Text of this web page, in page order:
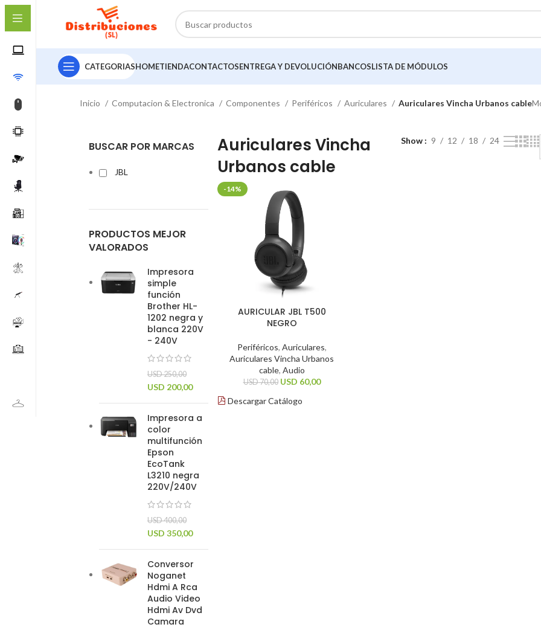
CATEGORIASHOMETIENDACONTACTOSENTREGA Y DEVOLUCIÓNBANCOSLISTA DE MÓDULOS
Inicio Computacion & Electronica Componentes Periféricos Auriculares Auriculares Vincha Urbanos cable
BUSCAR POR MARCAS
JBL
PRODUCTOS MEJOR
VALORADOS
Impresora
simple
función
Brother HL-
1202 negra y
blanca 220V
- 240V
USD250,00
USD 200,00
Impresora a
color
multifunción
Epson
EcoTank
L3210 negra
220V/240V
USD400,00
USD 350,00
Conversor
Noganet
Hdmi A Rca
Audio Video
Hdmi Av Dvd
Camara
Auriculares Vincha
Urbanos cable
Show 9 12 18 24
-14%
AURICULAR JBL T500
NEGRO
Periféricos, Auriculares,
Auriculares Vincha Urbanos
cable, Audio
USD70,00 USD 60,00
Descargar Catálogo